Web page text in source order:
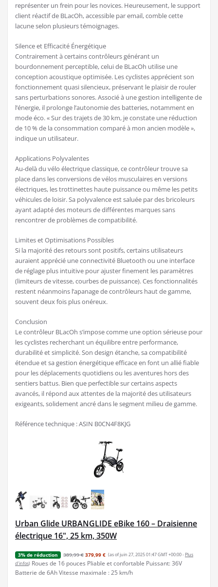
représenter un frein pour les novices. Heureusement, le support
client réactif de BLacOh, accessible par email, comble cette
lacune selon plusieurs témoignages.
Silence et Efficacité Énergétique
Contrairement à certains contrôleurs générant un
bourdonnement perceptible, celui de BLacOh utilise une
conception acoustique optimisée. Les cyclistes apprécient son
fonctionnement quasi silencieux, préservant le plaisir de rouler
sans perturbations sonores. Associé à une gestion intelligente de
l’énergie, il prolonge l’autonomie des batteries, notamment en
mode éco. « Sur des trajets de 30 km, je constate une réduction
de 10 % de la consommation comparé à mon ancien modèle »,
indique un utilisateur.
Applications Polyvalentes
Au-delà du vélo électrique classique, ce contrôleur trouve sa
place dans les conversions de vélos musculaires en versions
électriques, les trottinettes haute puissance ou même les petits
véhicules de loisir. Sa polyvalence est saluée par des bricoleurs
ayant adapté des moteurs de différentes marques sans
rencontrer de problèmes de compatibilité.
Limites et Optimisations Possibles
Si la majorité des retours sont positifs, certains utilisateurs
auraient apprécié une connectivité Bluetooth ou une interface
de réglage plus intuitive pour ajuster finement les paramètres
(limiteurs de vitesse, courbes de puissance). Ces fonctionnalités
restent néanmoins l’apanage de contrôleurs haut de gamme,
souvent deux fois plus onéreux.
Conclusion
Le contrôleur BLacOh s’impose comme une option sérieuse pour
les cyclistes recherchant un équilibre entre performance,
durabilité et simplicité. Son design étanche, sa compatibilité
étendue et sa gestion énergétique efficace en font un allié fiable
pour les déplacements quotidiens ou les aventures hors des
sentiers battus. Bien que perfectible sur certains aspects
avancés, il répond aux attentes de la majorité des utilisateurs
exigeants, solidement ancré dans le segment milieu de gamme.
Référence technique : ASIN B0CN4F8KJG
Urban Glide URBANGLIDE eBike 160 – Draisienne
électrique 16", 25 km, 350W
3% de réduction 389,99 € 379,99 € (as of juin 27, 2025 01:47 GMT +00:00 - Plus
d’infos) Roues de 16 pouces Pliable et confortable Puissant: 36V
Batterie de 6Ah Vitesse maximale : 25 km/h